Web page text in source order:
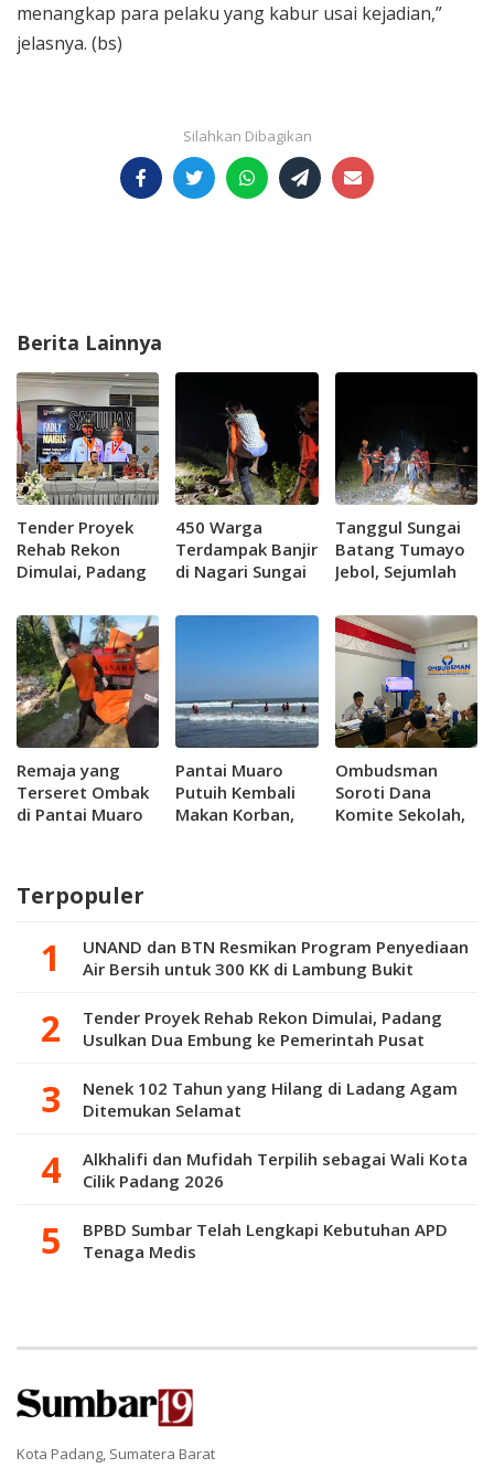
menangkap para pelaku yang kabur usai kejadian,”
jelasnya. (bs)
Berita Lainnya
Tender Proyek
Rehab Rekon
Dimulai, Padang
Embung ke
Pemerintah
Pusat
450 Warga
Terdampak Banjir
di Nagari Sungai
di Evakuasi
Tanggul Sungai
Batang Tumayo
Jebol, Sejumlah
Kabu di Agam
Terjebak Banjir
Remaja yang
Terseret Ombak
di Pantai Muaro
Pantai Muaro
Putuih Kembali
Makan Korban,
Ombudsman
Soroti Dana
Komite Sekolah,
Terpopuler
UNAND dan BTN Resmikan Program Penyediaan
Air Bersih untuk 300 KK di Lambung Bukit
Tender Proyek Rehab Rekon Dimulai, Padang
Usulkan Dua Embung ke Pemerintah Pusat
Nenek 102 Tahun yang Hilang di Ladang Agam
Ditemukan Selamat
Alkhalifi dan Mufidah Terpilih sebagai Wali Kota
Cilik Padang 2026
BPBD Sumbar Telah Lengkapi Kebutuhan APD
Tenaga Medis
Kota Padang, Sumatera Barat